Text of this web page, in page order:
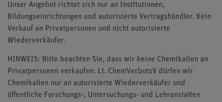
Unser Angebot richtet sich nur an Institutionen,
Bildungseinrichtungen und autorisierte Vertragshändler. Kein
Verkauf an Privatpersonen und nicht autorisierte
Wiederverkäufer.
HINWEIS: Bitte beachten Sie, dass wir keine Chemikalien an
Privatpersonen verkaufen. Lt. ChemVerbotsV dürfen wir
Chemikalien nur an autorisierte Wiederverkäufer und
öffentliche Forschungs-, Untersuchungs- und Lehranstalten